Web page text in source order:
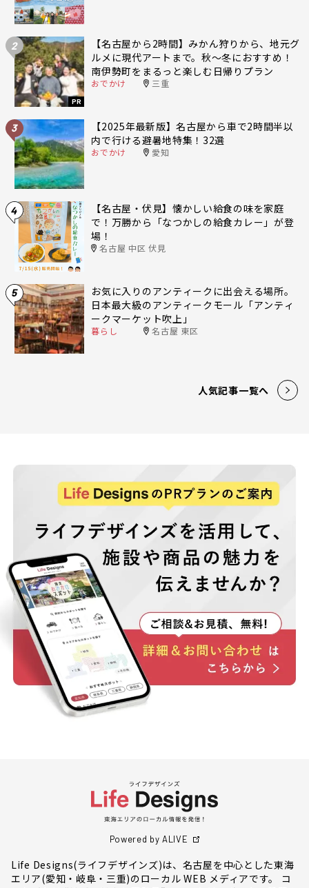
2
PR
【名古屋から2時間】みかん狩りから、地元グ
ルメに現代アートまで。秋〜冬におすすめ！
南伊勢町をまるっと楽しむ日帰りプラン
おでかけ 三重
3
【2025年最新版】名古屋から車で2時間半以
内で行ける避暑地特集！32選
おでかけ 愛知
4
【名古屋・伏見】懐かしい給食の味を家庭
で！万勝から「なつかしの給食カレー」が登
場！
名古屋 中区 伏見
5
お気に入りのアンティークに出会える場所。
日本最大級のアンティークモール「アンティ
ークマーケット吹上」
暮らし 名古屋 東区
人気記事一覧へ
Powered by ALIVE
Life Designs(ライフデザインズ)は、名古屋を中心とした東海
エリア(愛知・岐阜・三重)のローカル WEB メディアです。 コ